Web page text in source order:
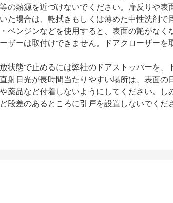
の熱源を近づけないでください。扉反りや表
た場合は、乾拭きもしくは薄めた中性洗剤で
ベンジンなどを使用すると、表面の艶がな
ザーは取付けできません。ドアクローザー
状態で止めるには弊社のドアストッパーを
射日光が長時間当たりやすい場所は、表面
薬品など付着しないようにしてください。し
段差のあるところに引戸を設置しないでく